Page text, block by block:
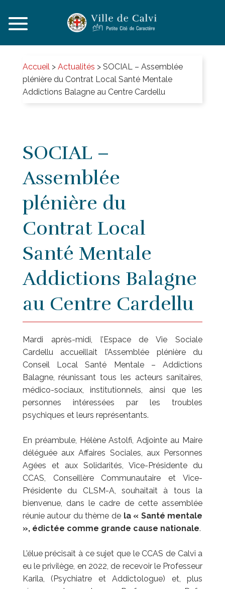
Accueil> Actualités > SOCIAL – Assemblée
plénière du Contrat Local Santé Mentale
Addictions Balagne au Centre Cardellu
SOCIAL –
Assemblée
plénière du
Contrat Local
Santé Mentale
Addictions Balagne
au Centre Cardellu
Mardi après-midi, l’Espace de Vie Sociale
Cardellu accueillait l’Assemblée plénière du
Conseil Local Santé Mentale – Addictions
Balagne, réunissant tous les acteurs sanitaires,
médico-sociaux, institutionnels, ainsi que les
personnes intéressées par les troubles
psychiques et leurs représentants.
En préambule, Hélène Astolfi, Adjointe au Maire
déléguée aux Affaires Sociales, aux Personnes
Agées et aux Solidarités, Vice-Présidente du
CCAS, Conseillère Communautaire et Vice-
Présidente du CLSM-A, souhaitait à tous la
bienvenue, dans le cadre de cette assemblée
réunie autour du thème de la « Santé mentale
», édictée comme grande cause nationale.
L’élue précisait à ce sujet que le CCAS de Calvi a
eu le privilège, en 2022, de recevoir le Professeur
Karila, (Psychiatre et Addictologue) et, plus